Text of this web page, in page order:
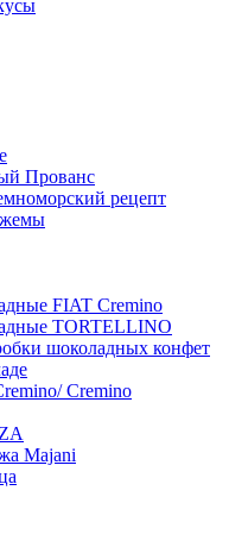
Прованс
рецепт
FIAT Cremino
TORTELLINO
шоколадных конфет
Cremino
Majani